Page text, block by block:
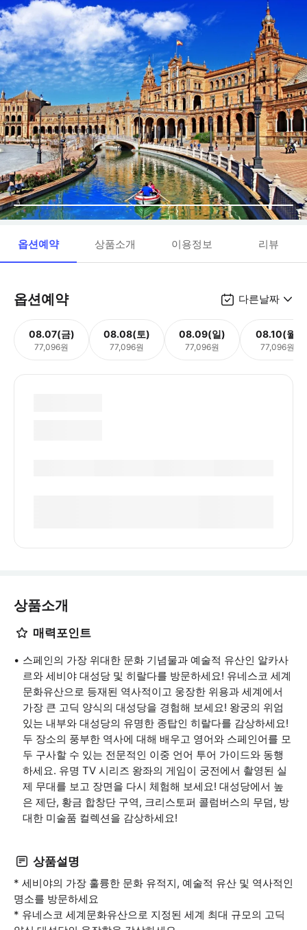
옵션예약 상품소개 이용정보 리뷰
옵션예약 다른날짜
08.07(금)
77,096원
08.08(토)
77,096원
08.09(일)
77,096원
08.10(월)
77,096원
상품소개
매력포인트
스페인의 가장 위대한 문화 기념물과 예술적 유산인 알카사
르와 세비야 대성당 및 히랄다를 방문하세요! 유네스코 세계
문화유산으로 등재된 역사적이고 웅장한 위용과 세계에서
가장 큰 고딕 양식의 대성당을 경험해 보세요! 왕궁의 위엄
있는 내부와 대성당의 유명한 종탑인 히랄다를 감상하세요!
두 장소의 풍부한 역사에 대해 배우고 영어와 스페인어를 모
두 구사할 수 있는 전문적인 이중 언어 투어 가이드와 동행
하세요. 유명 TV 시리즈 왕좌의 게임이 궁전에서 촬영된 실
제 무대를 보고 장면을 다시 체험해 보세요! 대성당에서 높
은 제단, 황금 합창단 구역, 크리스토퍼 콜럼버스의 무덤, 방
대한 미술품 컬렉션을 감상하세요!
상품설명
* 세비야의 가장 훌륭한 문화 유적지, 예술적 유산 및 역사적인
명소를 방문하세요
* 유네스코 세계문화유산으로 지정된 세계 최대 규모의 고딕